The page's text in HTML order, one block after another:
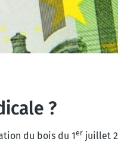
?
du bois du 1er juillet